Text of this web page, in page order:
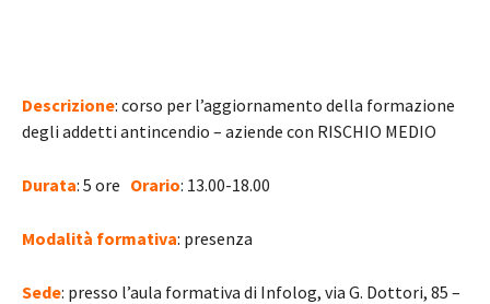
Descrizione: corso per l’aggiornamento della formazione
degli addetti antincendio – aziende con RISCHIO MEDIO
Durata: 5 ore Orario: 13.00-18.00
Modalità formativa: presenza
Sede: presso l’aula formativa di Infolog, via G. Dottori, 85 –